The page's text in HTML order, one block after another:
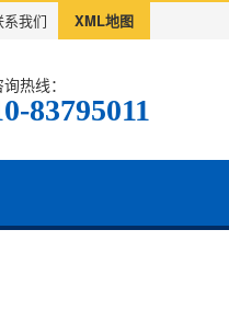
系我们 XML地图
热线：
83795011